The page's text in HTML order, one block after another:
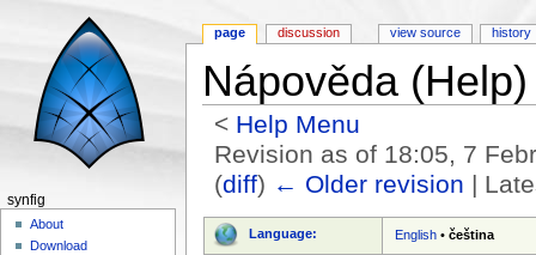
Nápověda (Help)
< Help Menu
Revision as of 18:05, 7
(diff) ← Older revision |
Language: English •čeština
page discussion view source history
synfig
About
Download